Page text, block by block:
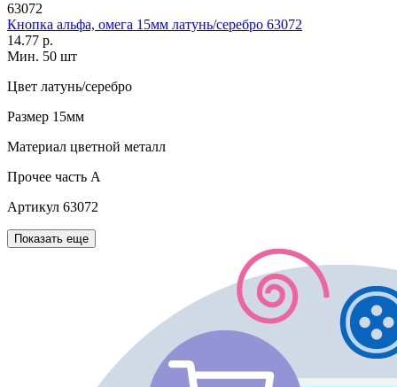
63072
Кнопка альфа, омега 15мм латунь/серебро 63072
14.77 р.
Мин. 50 шт
Цвет латунь/серебро
Размер 15мм
Материал цветной металл
Прочее часть A
Артикул 63072
Показать еще